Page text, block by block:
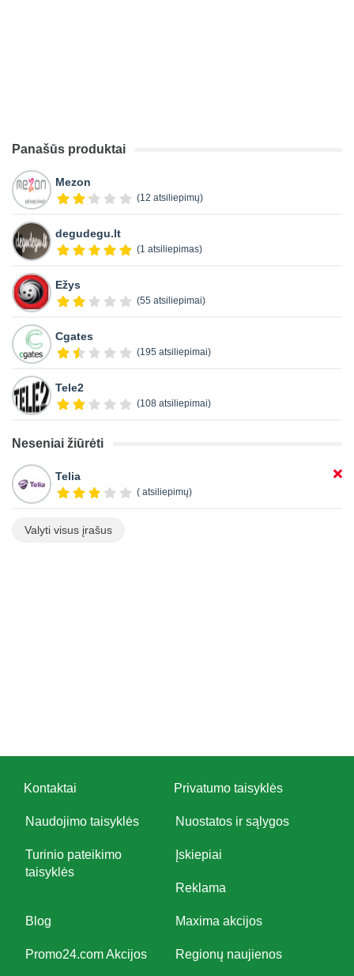
Panašūs produktai
Mezon
(12 atsiliepimų)
degudegu.lt
(1 atsiliepimas)
Ežys
(55 atsiliepimai)
Cgates
(195 atsiliepimai)
Tele2
(108 atsiliepimai)
Neseniai žiūrėti
Telia
( atsiliepimų)
Valyti visus įrašus
Kontaktai Privatumo taisyklės
Naudojimo taisyklės Nuostatos ir sąlygos
Turinio pateikimo
taisyklės
Įskiepiai
Reklama
Blog Maxima akcijos
Promo24.com Akcijos Regionų naujienos